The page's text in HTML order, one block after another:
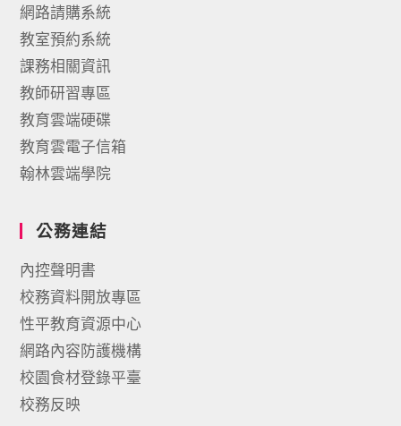
網路請購系統
教室預約系統
課務相關資訊
教師研習專區
教育雲端硬碟
教育雲電子信箱
翰林雲端學院
公務連結
內控聲明書
校務資料開放專區
性平教育資源中心
網路內容防護機構
校園食材登錄平臺
校務反映